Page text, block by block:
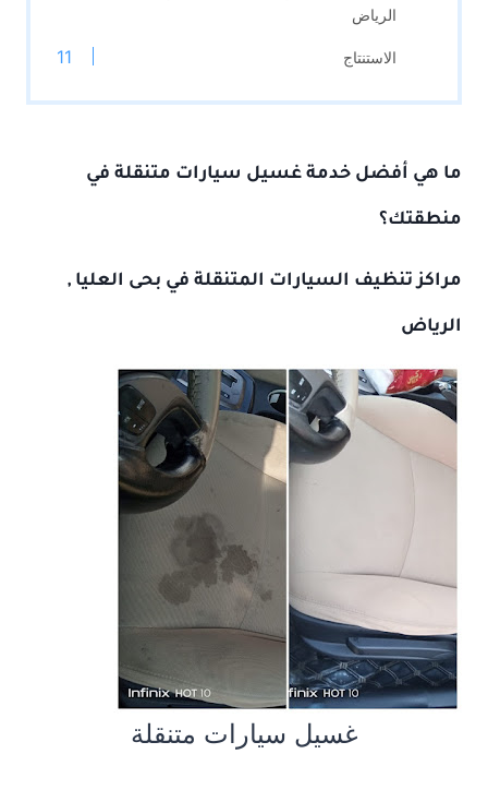
الرياض
الاستنتاج
ما هي أفضل خدمة غسيل سيارات متنقلة في
منطقتك؟
مراكز تنظيف السيارات المتنقلة في بحى العليا ,
الرياض
غسيل سيارات متنقلة